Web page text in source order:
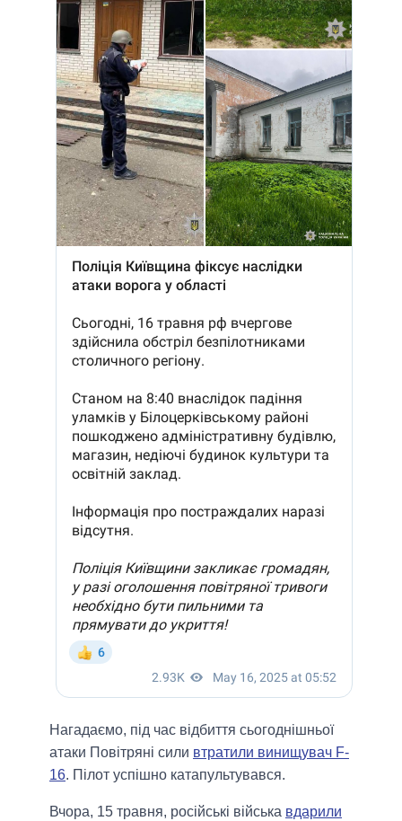
Нагадаємо, під час відбиття сьогоднішньої
атаки Повітряні сили втратили винищувач F-
16. Пілот успішно катапультувався.
Вчора, 15 травня, російські війська вдарили